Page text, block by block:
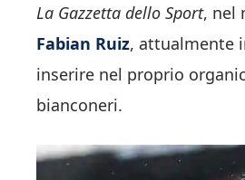
La Gazzetta dello Sport, nel
Fabian Ruiz, attualmente
inserire nel proprio
bianconeri.